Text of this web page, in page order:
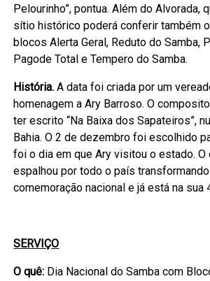
Pelourinho”, pontua. Além do Alvorada,
sítio histórico poderá conferir também
blocos Alerta Geral, Reduto do Samba,
Pagode Total e Tempero do Samba.
História. A data foi criada por um
homenagem a Ary Barroso. O
ter escrito “Na Baixa dos Sapateiros”,
Bahia. O 2 de dezembro foi escolhido
foi o dia em que Ary visitou o estado. O
espalhou por todo o país
comemoração nacional e já está na sua
SERVIÇO
O quê: Dia Nacional do Samba com